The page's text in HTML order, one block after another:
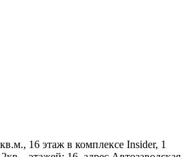
16 этаж в комплексе Insider, 1